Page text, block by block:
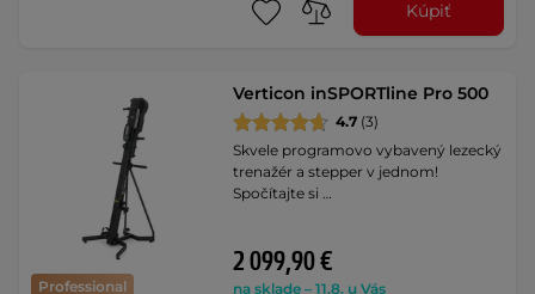
Kúpiť
Professional
Verticon inSPORTline Pro 500
4.7 (3)
Skvele programovo vybavený lezecký
trenažér a stepper v jednom!
Spočítajte si …
2 099,90 €
na sklade – 11.8. u Vás